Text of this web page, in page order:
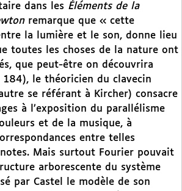
dans les Éléments de la
remarque que « cette
la lumière et le son, donne lieu
toutes les choses de la nature ont
que peut-être on découvrira
le théoricien du clavecin
se référant à Kircher) consacre
à l’exposition du parallélisme
et de la musique, à
entre telles
Mais surtout Fourier pouvait
arborescente du système
par Castel le modèle de son